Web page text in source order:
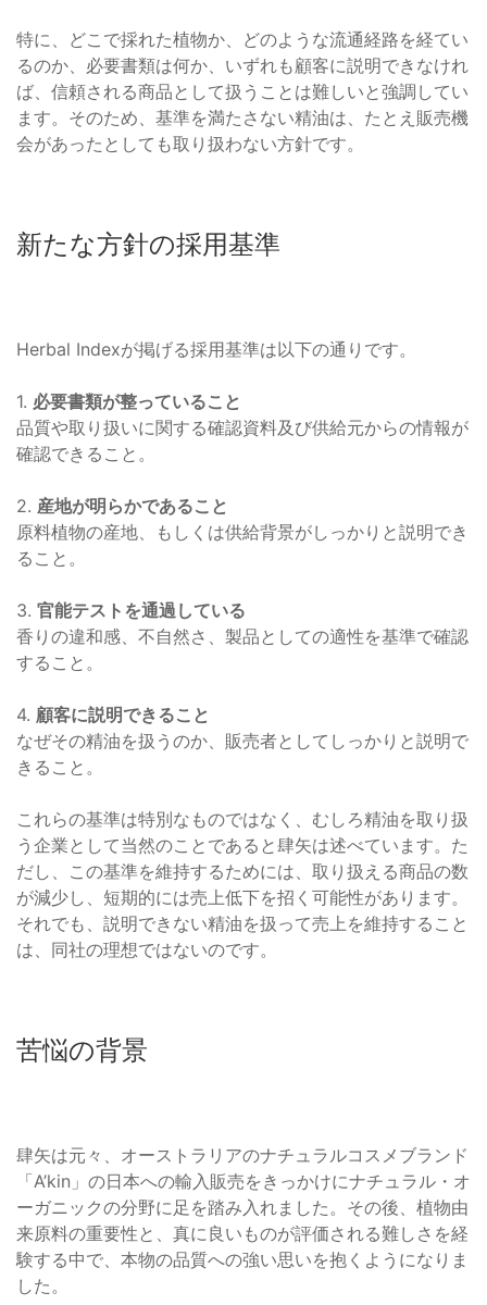
特に、どこで採れた植物か、どのような流通経路を経てい
るのか、必要書類は何か、いずれも顧客に説明できなけれ
ば、信頼される商品として扱うことは難しいと強調してい
ます。そのため、基準を満たさない精油は、たとえ販売機
会があったとしても取り扱わない方針です。
新たな方針の採用基準
Herbal Indexが掲げる採用基準は以下の通りです。
1. 必要書類が整っていること
品質や取り扱いに関する確認資料及び供給元からの情報が
確認できること。
2. 産地が明らかであること
原料植物の産地、もしくは供給背景がしっかりと説明でき
ること。
3. 官能テストを通過している
香りの違和感、不自然さ、製品としての適性を基準で確認
すること。
4. 顧客に説明できること
なぜその精油を扱うのか、販売者としてしっかりと説明で
きること。
これらの基準は特別なものではなく、むしろ精油を取り扱
う企業として当然のことであると肆矢は述べています。た
だし、この基準を維持するためには、取り扱える商品の数
が減少し、短期的には売上低下を招く可能性があります。
それでも、説明できない精油を扱って売上を維持すること
は、同社の理想ではないのです。
苦悩の背景
肆矢は元々、オーストラリアのナチュラルコスメブランド
「A’kin」の日本への輸入販売をきっかけにナチュラル・オ
ーガニックの分野に足を踏み入れました。その後、植物由
来原料の重要性と、真に良いものが評価される難しさを経
験する中で、本物の品質への強い思いを抱くようになりま
した。